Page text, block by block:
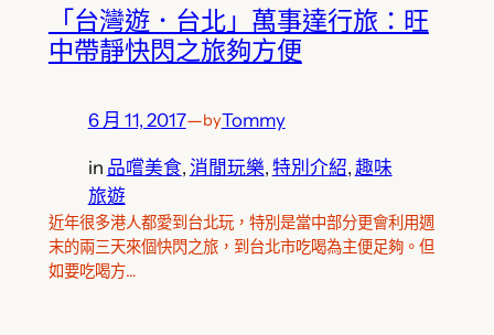
「台灣遊．台北」萬事達行旅：旺
中帶靜快閃之旅夠方便
6 月 11, 2017—byTommy
in 品嚐美食, 消閒玩樂, 特別介紹, 趣味
旅遊
近年很多港人都愛到台北玩，特別是當中部分更會利用週
末的兩三天來個快閃之旅，到台北市吃喝為主便足夠。但
如要吃喝方…